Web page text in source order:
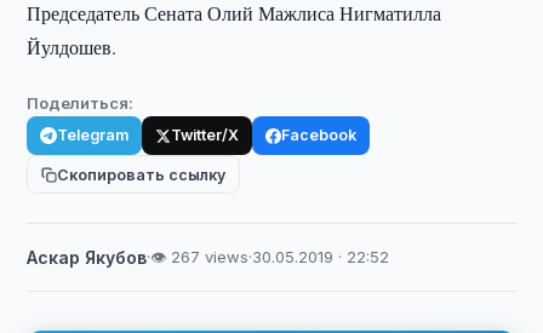
Председатель Сената Олий Мажлиса Нигматилла
Йулдошев.
Поделиться:
Telegram Twitter/X Facebook
Скопировать ссылку
Аскар Якубов·👁 267 views·30.05.2019 · 22:52